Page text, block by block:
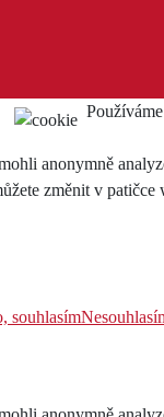
anonymně
změnit v
souhlasím